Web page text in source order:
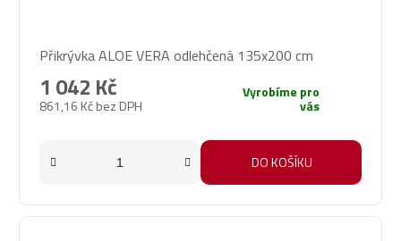
Přikrývka ALOE VERA odlehčená 135x200 cm
861,16 Kč bez DPH
1 042 Kč Vyrobíme pro
vás
DO KOŠÍKU